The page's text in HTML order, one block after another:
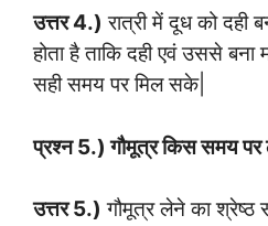
उत्तर 4.) रात्री में दूध को दही
होता है ताकि दही एवं उससे
सही समय पर मिल सके|
प्रश्न 5.) गौमूत्र किस समय
उत्तर 5.) गौमूत्र लेने का श्रेष्ठ